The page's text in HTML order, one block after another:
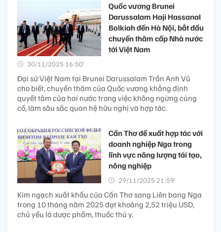
Quốc vương Brunei
Darussalam Haji Hassanal
Bolkiah đến Hà Nội, bắt đầu
chuyến thăm cấp Nhà nước
tới Việt Nam
30/11/2025 16:50’
Đại sứ Việt Nam tại Brunei Darussalam Trần Anh Vũ
cho biết, chuyến thăm của Quốc vương khẳng định
quyết tâm của hai nước trong việc không ngừng củng
cố, làm sâu sắc quan hệ hữu nghị và hợp tác.
Cần Thơ đề xuất hợp tác với
doanh nghiệp Nga trong
lĩnh vực năng lượng tái tạo,
nông nghiệp
29/11/2025 21:59’
Kim ngạch xuất khẩu của Cần Thơ sang Liên bang Nga
trong 10 tháng năm 2025 đạt khoảng 2,52 triệu USD,
chủ yếu là dược phẩm, thuốc thú y.